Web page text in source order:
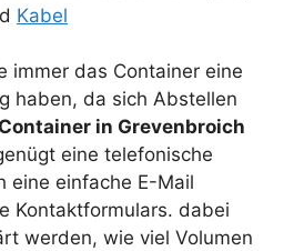
Kabel
immer das Container eine
haben, da sich Abstellen
Container in Grevenbroich
eine telefonische
eine einfache E-Mail
Kontaktformulars. dabei
werden, wie viel Volumen